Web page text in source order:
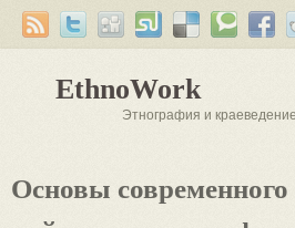
EthnoWork
Этнография и краеведение
Основы